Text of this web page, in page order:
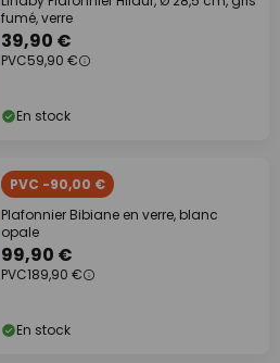
fumé, verre
39,90 €
PVC59,90 €
En stock
PVC -90,00 €
Plafonnier Bibiane en verre, blanc
opale
99,90 €
PVC189,90 €
En stock